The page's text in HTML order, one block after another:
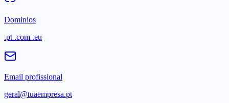
Dominios
.pt .com .eu
Email profissional
geral@tuaempresa.pt